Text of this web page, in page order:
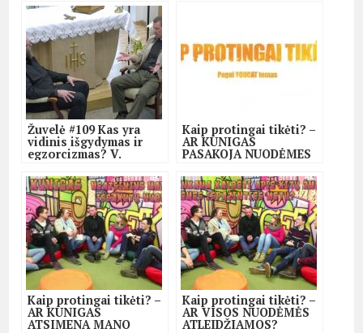
Žuvelė #109 Kas yra
vidinis išgydymas ir
egzorcizmas? V.
Valkauskas.
Kaip protingai tikėti? –
AR KUNIGAS
PASAKOJA NUODĖMES
Kaip protingai tikėti? –
AR KUNIGAS
ATSIMENA MANO
Kaip protingai tikėti? –
AR VISOS NUODĖMĖS
ATLEIDŽIAMOS?